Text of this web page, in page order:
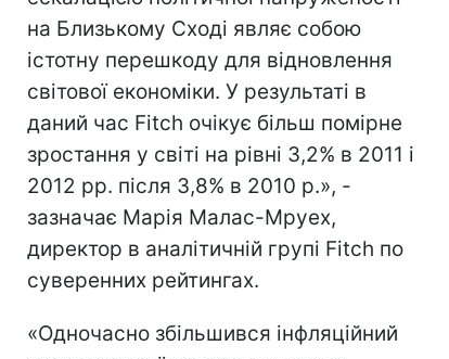
на Близькому Сході являє собою
істотну перешкоду для відновлення
світової економіки. У результаті в
даний час Fitch очікує більш помірне
зростання у світі на рівні 3,2% в 2011 і
2012 рр. після 3,8% в 2010 р.», -
зазначає Марія Малас-Мруех,
директор в аналітичній групі Fitch по
суверенних рейтингах.
«Одночасно збільшився інфляційний